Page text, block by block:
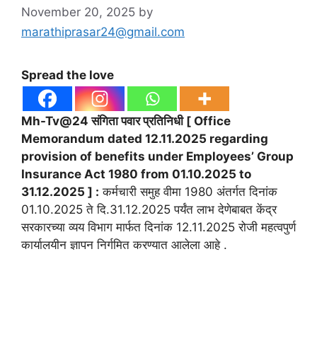
November 20, 2025 by
marathiprasar24@gmail.com
Spread the love
Mh-Tv@24 संगिता पवार प्रतिनिधी [ Office
Memorandum dated 12.11.2025 regarding
provision of benefits under Employees’ Group
Insurance Act 1980 from 01.10.2025 to
31.12.2025 ] : कर्मचारी समुह वीमा 1980 अंतर्गत दिनांक
01.10.2025 ते दि.31.12.2025 पर्यंत लाभ देणेबाबत केंद्र
सरकारच्या व्यय विभाग मार्फत दिनांक 12.11.2025 रोजी महत्वपुर्ण
कार्यालयीन ज्ञापन निर्गमित करण्यात आलेला आहे .